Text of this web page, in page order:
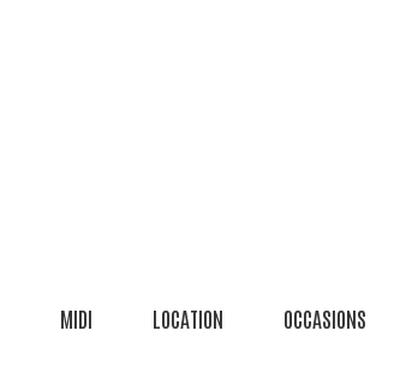
MIDI LOCATION OCCASIONS